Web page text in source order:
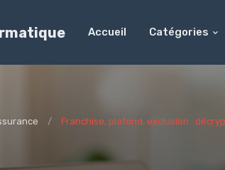
Accueil Catégories
Franchise, plafond, exclusion :